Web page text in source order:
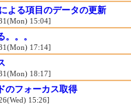
よる項目のデータの更新
15:04]
。。。
17:14]
18:17]
のフォーカス取得
15:26]